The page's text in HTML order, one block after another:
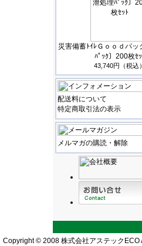
災害備蓄ﾄｲﾚＧｏｏｄパッ
ﾊﾟｯｸ〕200枚ｾ
43,740円（税込）
配送料について
特定商取引法の表示
メルマガの購読・解除
Copyright © 2008 株式会社アステックECO